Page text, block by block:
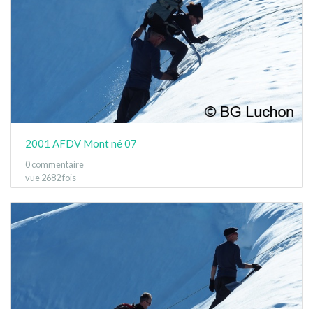
2001 AFDV Mont né 07
0 commentaire
vue 2682 fois